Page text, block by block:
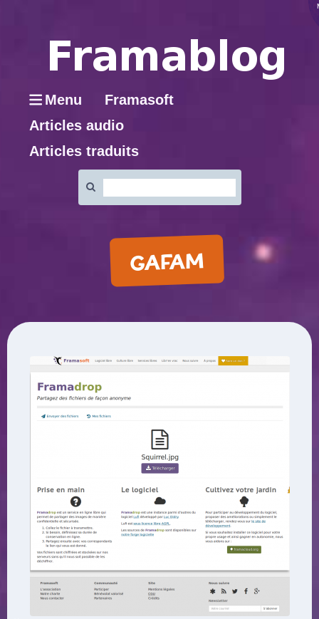
Menu
Framasoft
Articles audio
Articles traduits
:
GAFAM